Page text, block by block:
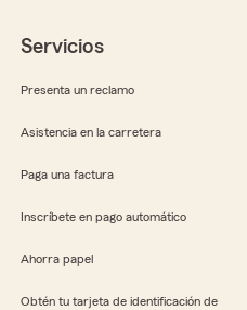
Servicios
Presenta un reclamo
Asistencia en la carretera
Paga una factura
Inscríbete en pago automático
Ahorra papel
Obtén tu tarjeta de identificación de